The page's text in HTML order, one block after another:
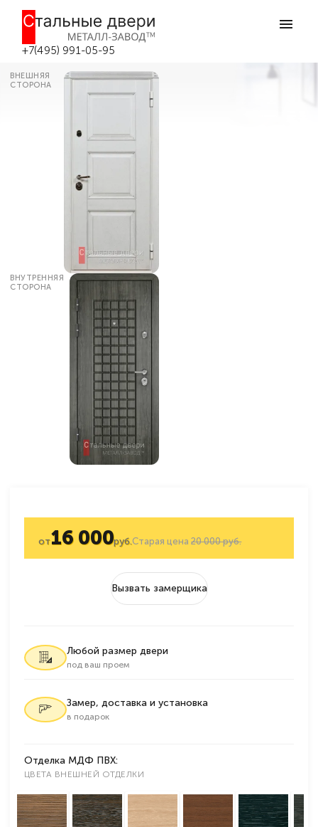
+7(495) 991-05-95
Входная дверь с фрезерованными
панелями МДФ №356 в Зарайске
ВНЕШНЯЯ
СТОРОНА
ВНУТРЕННЯЯ
СТОРОНА
Старая цена20 000 руб.
от16 000руб.
Вызвать замерщика
Любой размер двери
под ваш проем
Замер, доставка и установка
в подарок
Отделка МДФ ПВХ:
ЦВЕТА ВНЕШНЕЙ ОТДЕЛКИ